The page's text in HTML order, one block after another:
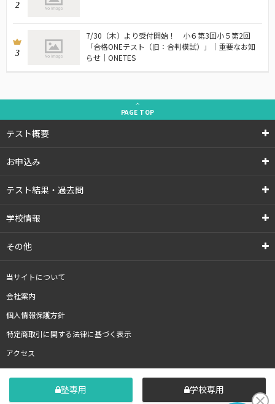
2
3
7/30（木）より受付開始！ 小６第3回小５第2回
「合格ONEテスト（旧：合判模試）」｜重要なお知
らせ｜ONETES
PAGE TOP
テスト概要
お申込み
テスト結果・過去問
学校情報
その他
当サイトについて
会社案内
個人情報保護方針
特定商取引に関する法律に基づく表示
アクセス
塾専用 学校専用